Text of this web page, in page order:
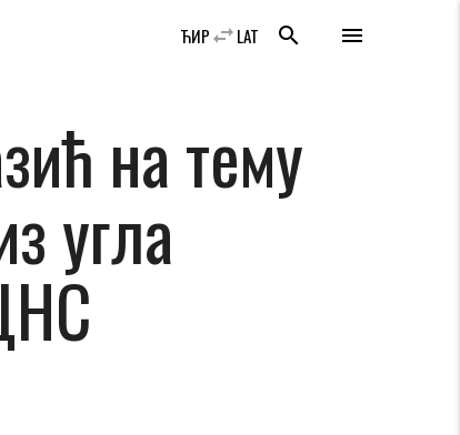
menu
search
LAT
swap_horiz
ЋИР
на тему
угла